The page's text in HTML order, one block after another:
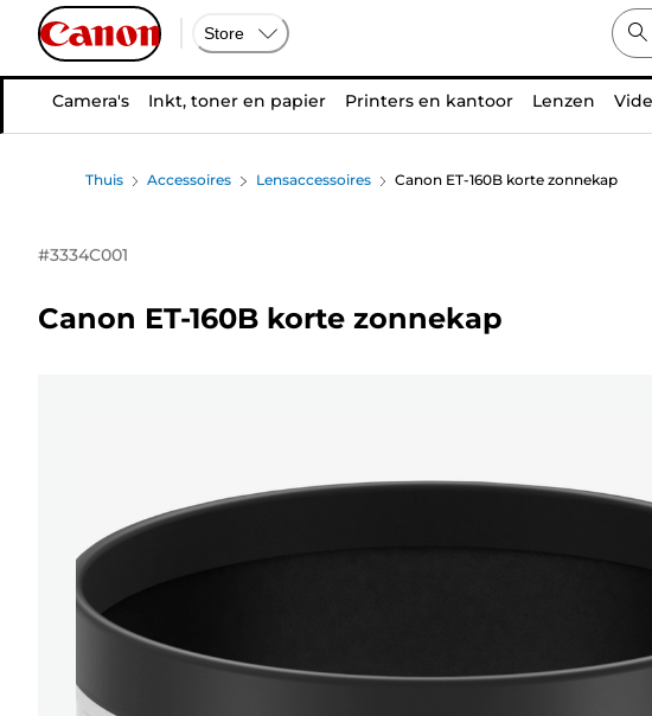
Store
Camera's Inkt, toner en papier Printers en kantoor Lenzen
Thuis Accessoires Lensaccessoires Canon ET-160B korte zonnekap
#3334C001
Canon ET-160B korte zonnekap